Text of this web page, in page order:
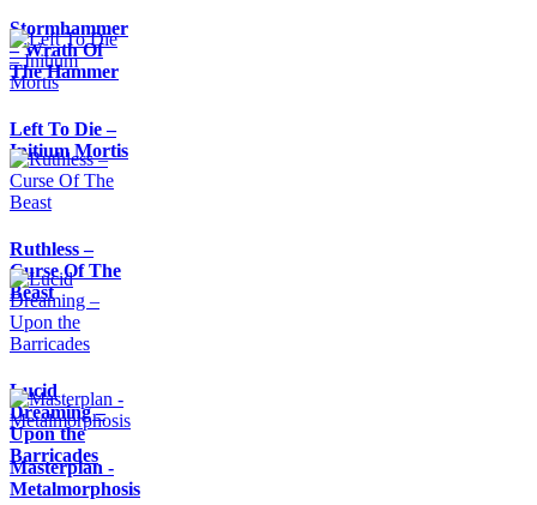
Stormhammer
– Wrath Of
The Hammer
Left To Die –
Initium Mortis
Ruthless –
Curse Of The
Beast
Lucid
Dreaming –
Upon the
Barricades
Masterplan -
Metalmorphosis